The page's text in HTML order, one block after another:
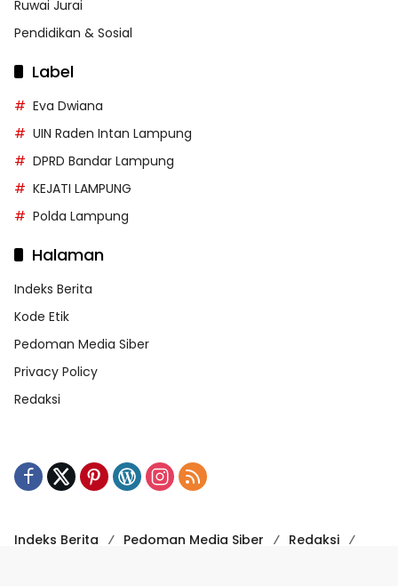
Ruwai Jurai
Pendidikan & Sosial
Label
Eva Dwiana
UIN Raden Intan Lampung
DPRD Bandar Lampung
KEJATI LAMPUNG
Polda Lampung
Halaman
Indeks Berita
Kode Etik
Pedoman Media Siber
Privacy Policy
Redaksi
Indeks Berita Pedoman Media Siber
Redaksi